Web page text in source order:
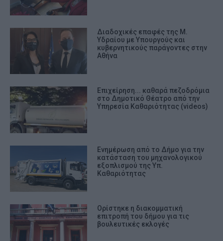
Διαδοχικές επαφές της Μ.
Υδραίου με Υπουργούς και
κυβερνητικούς παράγοντες στην
Αθήνα
Επιχείρηση... καθαρά πεζοδρόμια
στο Δημοτικό Θέατρο από την
Υπηρεσία Καθαριότητας (videos)
Ενημέρωση από το Δήμο για την
κατάσταση του μηχανολογικού
εξοπλισμού της Υπ.
Καθαριότητας
Ορίστηκε η διακομματική
επιτροπή του δήμου για τις
βουλευτικές εκλογές